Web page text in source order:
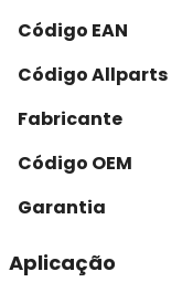
Código EAN
Código Allparts
Fabricante
Código OEM
Garantia
Aplicação